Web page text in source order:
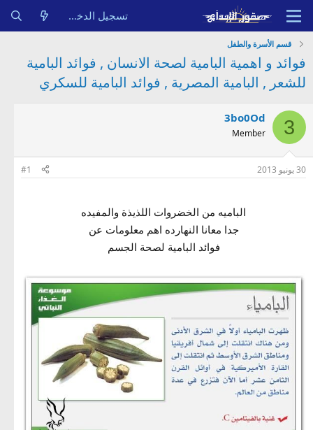
تسجيل الدخول
قسم الأسرة والطفل
فوائد و اهمية البامية لصحة الانسان , فوائد البامية
للشعر , البامية المصرية , فوائد البامية للسكري
3
3bo0Od
Member
30 يونيو 2013 #1
الباميه من الخضروات اللذيذة والمفيده
جدا معانا النهارده اهم معلومات عن
فوائد البامية لصحة الجسم